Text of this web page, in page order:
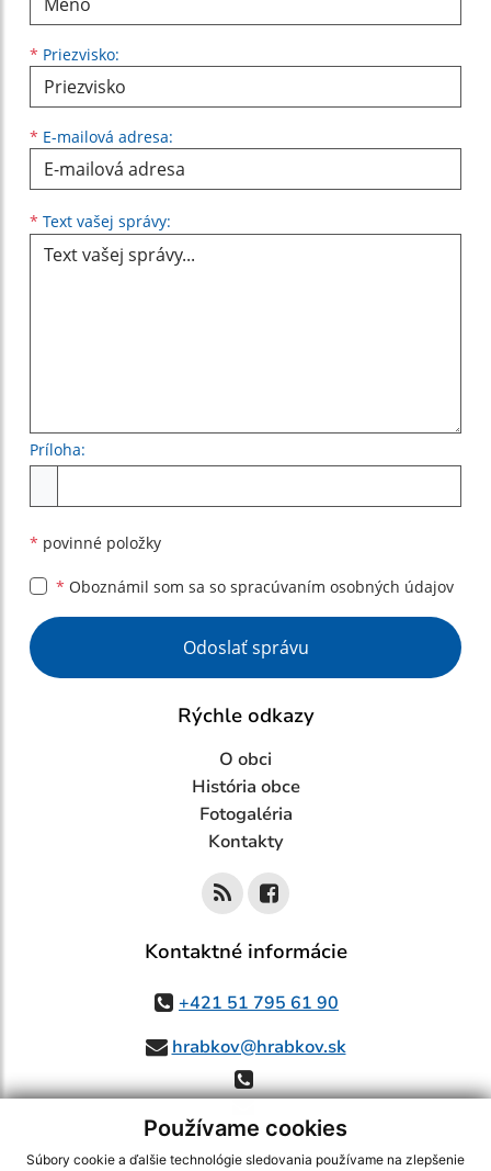
Používame cookies
Súbory cookie a ďalšie technológie sledovania používame na zlepšenie
* Priezvisko:
* E-mailová adresa:
* Text vašej správy:
Príloha:
* povinné položky
* Oboznámil som sa so spracúvaním osobných údajov
Google reCaptcha Response
Odoslať správu
Rýchle odkazy
O obci
História obce
Fotogaléria
Kontakty
Kontaktné informácie
+421 51 795 61 90
hrabkov@hrabkov.sk